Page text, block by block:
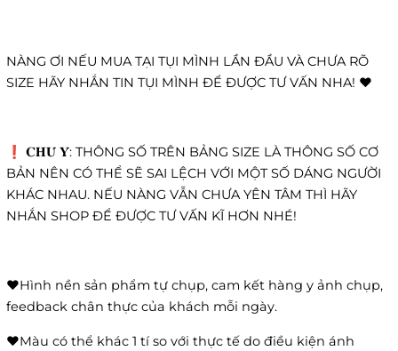
NÀNG ƠI NẾU MUA TẠI TỤI MÌNH LẦN ĐẦU VÀ CHƯA RÕ
SIZE HÃY NHẮN TIN TỤI MÌNH ĐỂ ĐƯỢC TƯ VẤN NHA! ❤️
❗️ 𝐂𝐇𝐔́ 𝐘́: THÔNG SỐ TRÊN BẢNG SIZE LÀ THÔNG SỐ CƠ
BẢN NÊN CÓ THỂ SẼ SAI LỆCH VỚI MỘT SỐ DÁNG NGƯỜI
KHÁC NHAU. NẾU NÀNG VẪN CHƯA YÊN TÂM THÌ HÃY
NHẮN SHOP ĐỂ ĐƯỢC TƯ VẤN KĨ HƠN NHÉ!
❤️Hình nền sản phẩm tự chụp, cam kết hàng y ảnh chụp,
feedback chân thực của khách mỗi ngày.
❤️Màu có thể khác 1 tí so với thực tế do điều kiện ánh